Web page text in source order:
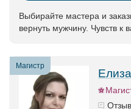
Выбирайте мастера и
вернуть мужчину. Чувств к
Магистр